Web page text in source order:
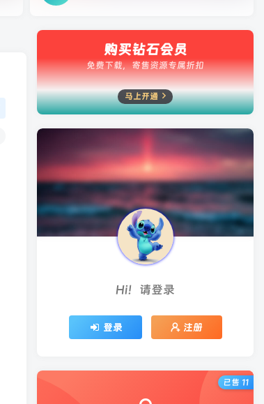
购买钻石会员
免费下载，寄售资源专属折扣
马上开通
Hi！请登录
登录 注册
已售 11